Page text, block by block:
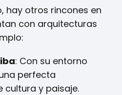
hay otros rincones en
con arquitecturas
: Con su entorno
perfecta
cultura y paisaje.